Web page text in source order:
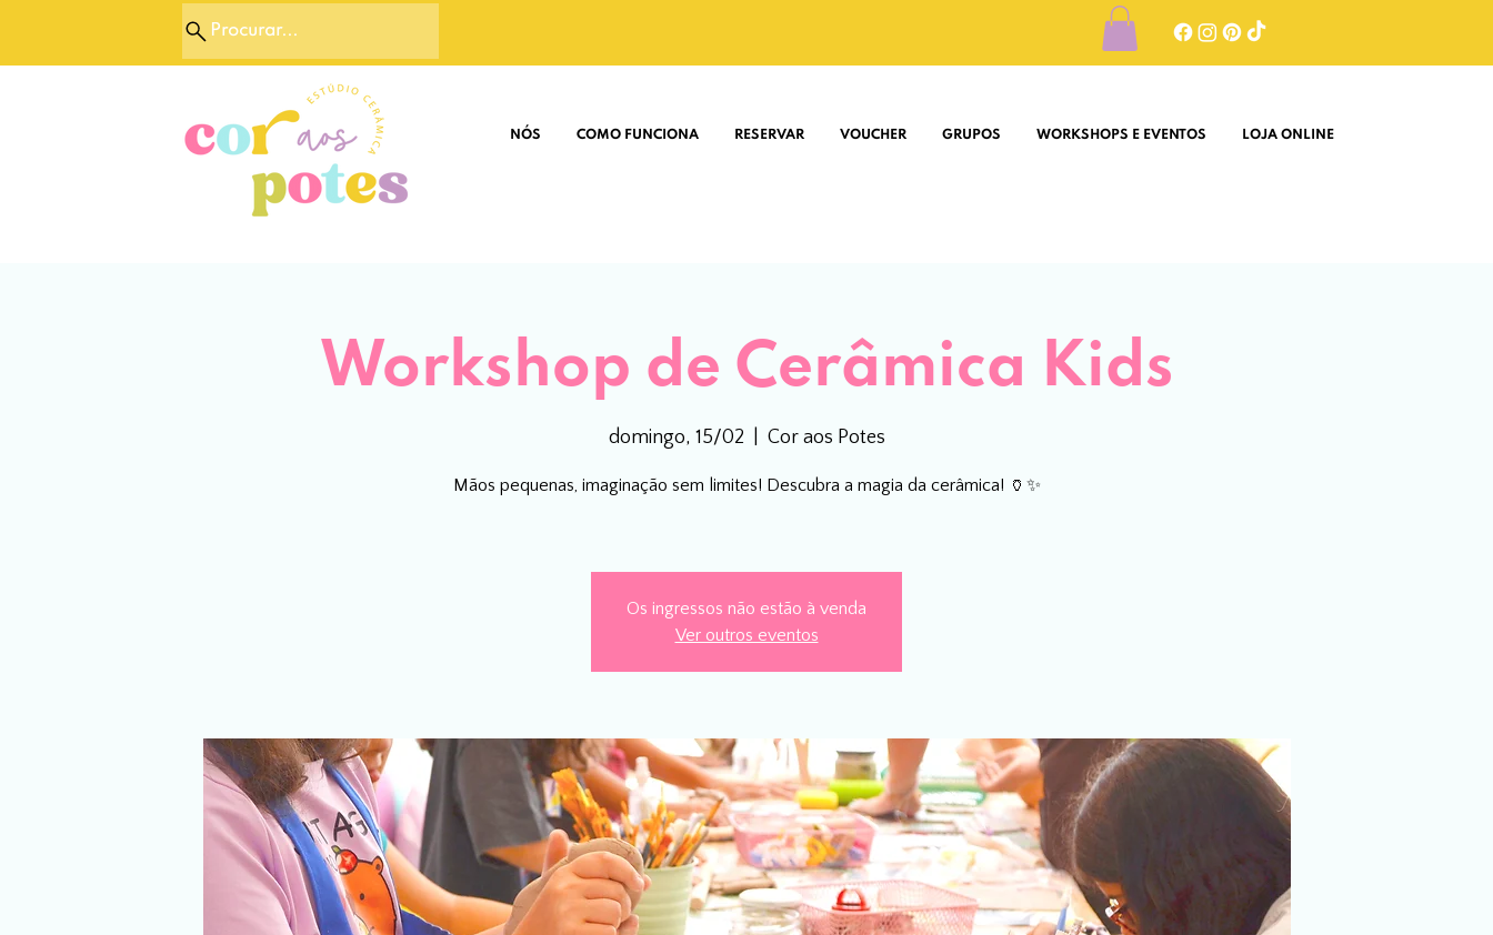
Procurar...
NÓS COMO FUNCIONA RESERVAR VOUCHER GRUPOS WORKSHOPS E EVENTOS LOJA ONLINE
Workshop de Cerâmica Kids
domingo, 15/02 Cor aos Potes
Mãos pequenas, imaginação sem limites! Descubra a magia da cerâmica! 🏺✨
Os ingressos não estão à venda
Ver outros eventos